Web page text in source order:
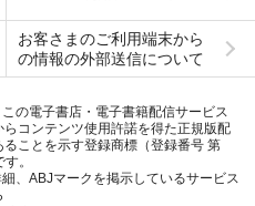
お客さまのご利用端末から
の情報の外部送信について
の電子書店・電子書籍配信サービス
らコンテンツ使用許諾を得た正規版配
ることを示す登録商標（登録番号 第
。
、ABJマークを掲示しているサービス